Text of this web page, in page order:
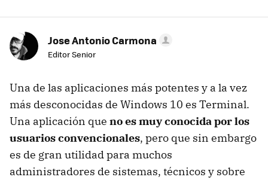
Jose Antonio Carmona
Editor Senior
Una de las aplicaciones más potentes y a la vez
más desconocidas de Windows 10 es Terminal.
Una aplicación que no es muy conocida por los
usuarios convencionales, pero que sin embargo
es de gran utilidad para muchos
administradores de sistemas, técnicos y sobre